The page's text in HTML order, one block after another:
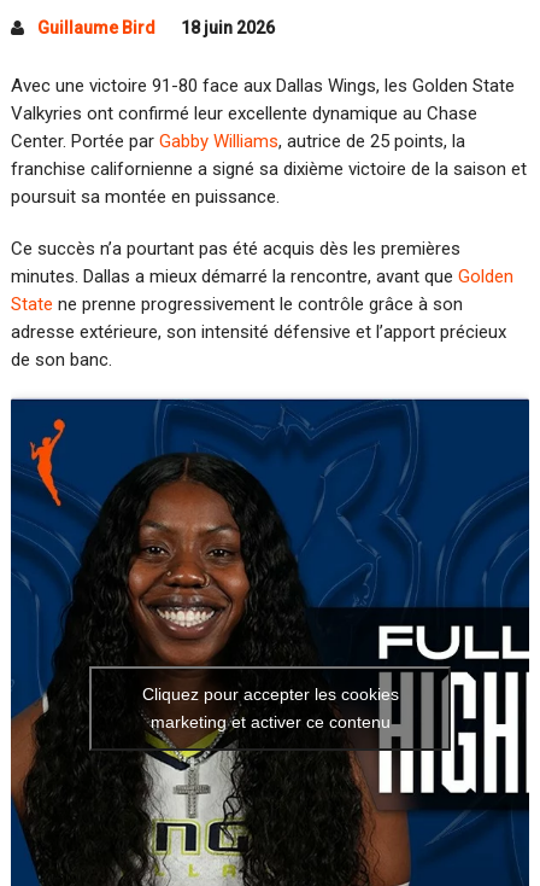
Guillaume Bird 18 juin 2026
Avec une victoire 91-80 face aux Dallas Wings, les Golden State
Valkyries ont confirmé leur excellente dynamique au Chase
Center. Portée par Gabby Williams, autrice de 25 points, la
franchise californienne a signé sa dixième victoire de la saison et
poursuit sa montée en puissance.
Ce succès n’a pourtant pas été acquis dès les premières
minutes. Dallas a mieux démarré la rencontre, avant que Golden
State ne prenne progressivement le contrôle grâce à son
adresse extérieure, son intensité défensive et l’apport précieux
de son banc.
Cliquez pour accepter les cookies
marketing et activer ce contenu